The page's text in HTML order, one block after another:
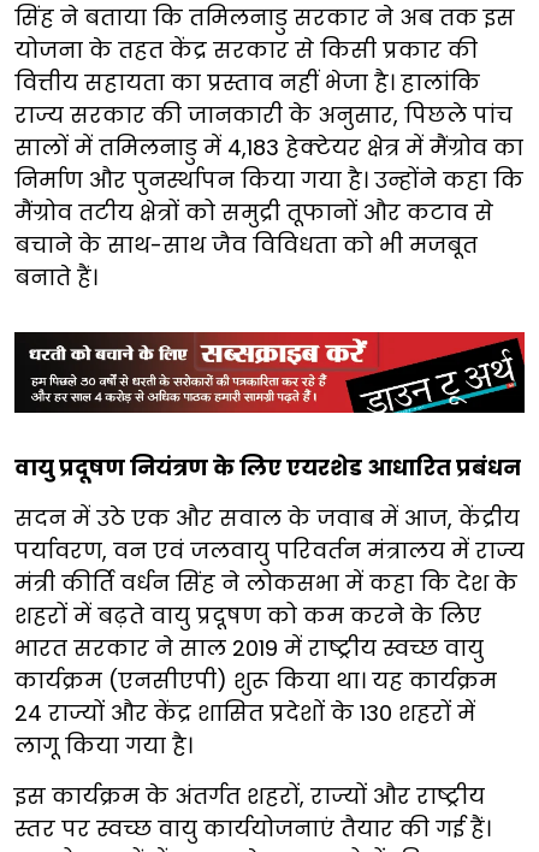
सिंह ने बताया कि तमिलनाडु सरकार ने अब तक इस
योजना के तहत केंद्र सरकार से किसी प्रकार की
वित्तीय सहायता का प्रस्ताव नहीं भेजा है। हालांकि
राज्य सरकार की जानकारी के अनुसार, पिछले पांच
सालों में तमिलनाडु में 4,183 हेक्टेयर क्षेत्र में मैंग्रोव का
निर्माण और पुनर्स्थापन किया गया है। उन्होंने कहा कि
मैंग्रोव तटीय क्षेत्रों को समुद्री तूफानों और कटाव से
बचाने के साथ-साथ जैव विविधता को भी मजबूत
बनाते हैं।
वायु प्रदूषण नियंत्रण के लिए एयरशेड आधारित प्रबंधन
सदन में उठे एक और सवाल के जवाब में आज, केंद्रीय
पर्यावरण, वन एवं जलवायु परिवर्तन मंत्रालय में राज्य
मंत्री कीर्ति वर्धन सिंह ने लोकसभा में कहा कि देश के
शहरों में बढ़ते वायु प्रदूषण को कम करने के लिए
भारत सरकार ने साल 2019 में राष्ट्रीय स्वच्छ वायु
कार्यक्रम (एनसीएपी) शुरू किया था। यह कार्यक्रम
24 राज्यों और केंद्र शासित प्रदेशों के 130 शहरों में
लागू किया गया है।
इस कार्यक्रम के अंतर्गत शहरों, राज्यों और राष्ट्रीय
स्तर पर स्वच्छ वायु कार्ययोजनाएं तैयार की गई हैं।